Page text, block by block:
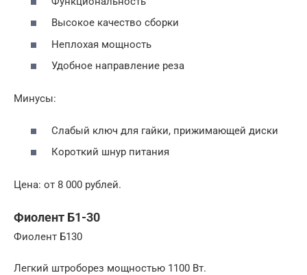
Высокое качество сборки
Неплохая мощность
Удобное направление реза
Минусы:
Слабый ключ для гайки, прижимающей диски
Короткий шнур питания
Цена: от 8 000 рублей.
Фиолент Б1-30
Фиолент Б130
Легкий штроборез мощностью 1100 Вт.